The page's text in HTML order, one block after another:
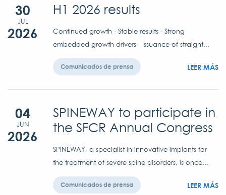
30
JUL
2026
H1 2026 results
Continued growth - Stable results - Strong
embedded growth drivers - Issuance of straight...
Comunicados de prensa LEER MÁS
04
JUN
2026
SPINEWAY to participate in
the SFCR Annual Congress
SPINEWAY, a specialist in innovative implants for
the treatment of severe spine disorders, is once...
Comunicados de prensa LEER MÁS